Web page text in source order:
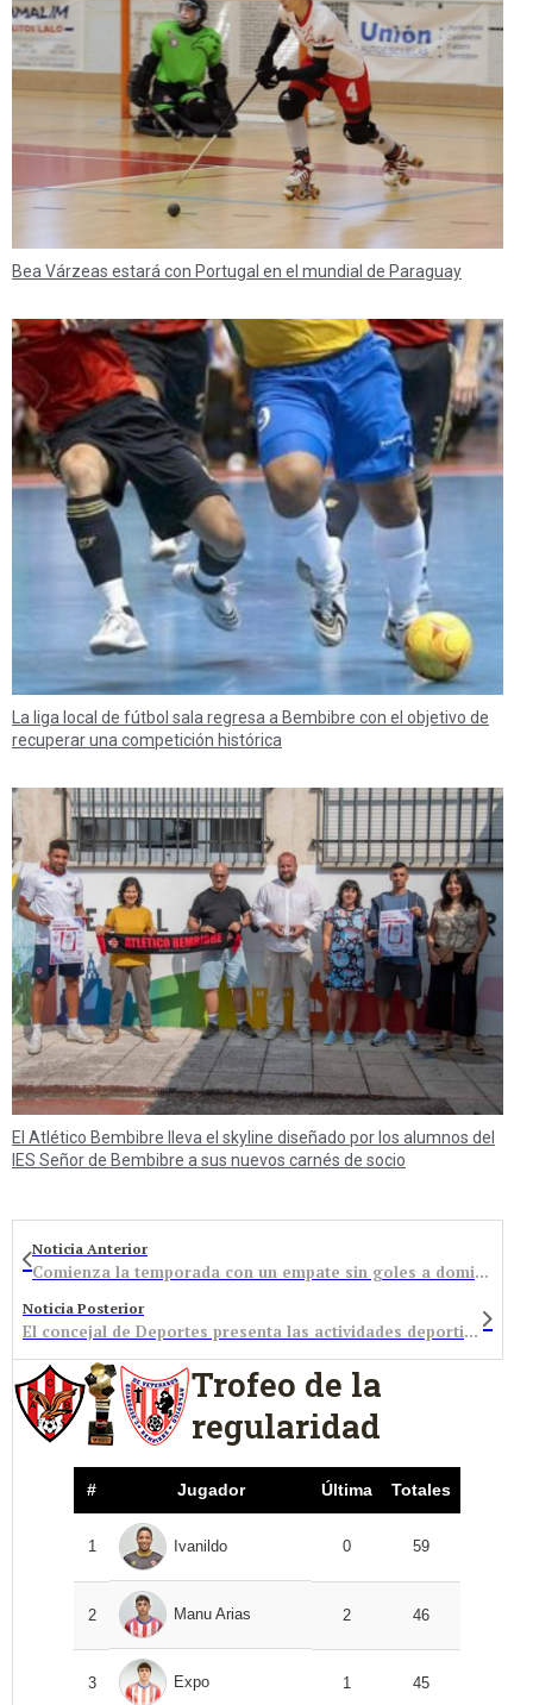
Bea Várzeas estará con Portugal en el mundial de Paraguay
La liga local de fútbol sala regresa a Bembibre con el objetivo de
recuperar una competición histórica
El Atlético Bembibre lleva el skyline diseñado por los alumnos del
IES Señor de Bembibre a sus nuevos carnés de socio
Noticia Anterior
Comienza la temporada con un empate sin goles a domicilio
Noticia Posterior
El concejal de Deportes presenta las actividades deportivas incluidas en el programa festivo
Trofeo de la
regularidad
# Jugador Última Totales
1 Ivanildo 0 59
2 Manu Arias 2 46
3 Expo 1 45